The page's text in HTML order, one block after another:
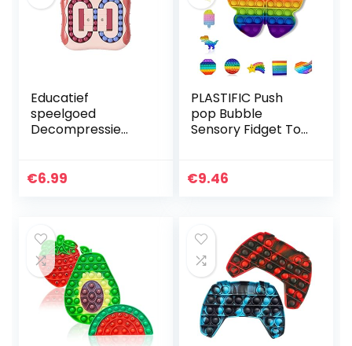
Educatief
speelgoed
Decompressie
Draaibare Kleine
€6.99
PLASTIFIC Push
pop Bubble
Sensory Fidget Toy
Reliever| Angst
€9.46